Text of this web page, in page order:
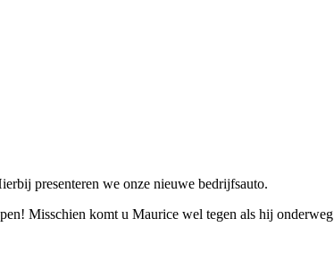
presenteren we onze nieuwe bedrijfsauto.
Misschien komt u Maurice wel tegen als hij